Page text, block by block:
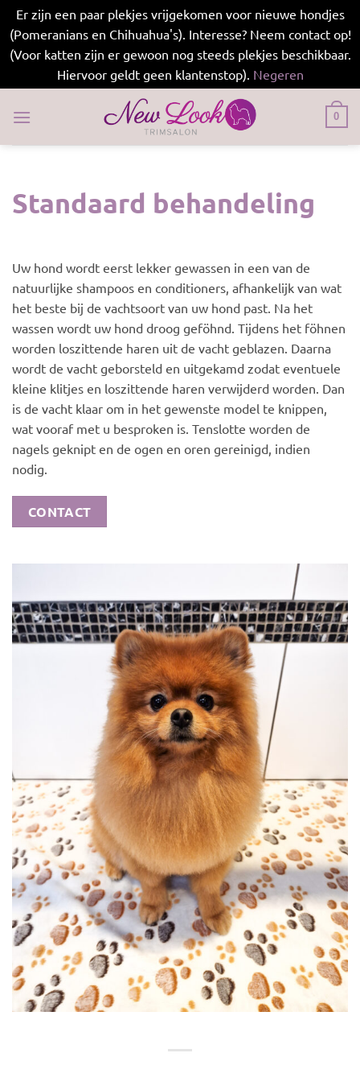
Er zijn een paar plekjes vrijgekomen voor nieuwe hondjes
(Pomeranians en Chihuahua's). Interesse? Neem contact op!
(Voor katten zijn er gewoon nog steeds plekjes beschikbaar.
Hiervoor geldt geen klantenstop). Negeren
naar
0
Standaard behandeling
Uw hond wordt eerst lekker gewassen in een van de
natuurlijke shampoos en conditioners, afhankelijk van wat
het beste bij de vachtsoort van uw hond past. Na het
wassen wordt uw hond droog geföhnd. Tijdens het föhnen
worden loszittende haren uit de vacht geblazen. Daarna
wordt de vacht geborsteld en uitgekamd zodat eventuele
kleine klitjes en loszittende haren verwijderd worden. Dan
is de vacht klaar om in het gewenste model te knippen,
wat vooraf met u besproken is. Tenslotte worden de
nagels geknipt en de ogen en oren gereinigd, indien
nodig.
CONTACT